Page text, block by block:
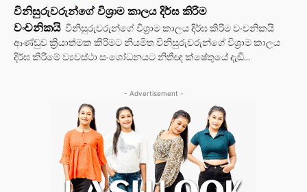
විනිසුරුවරුන්ගේ විශ්‍රාම කාලය දිර්ඝ කිරිම
වංචනිකයි විනිසුරුවරුන්ගේ විශ්‍රාම කාලය දිර්ඝ කිරිම වංචනිකයි
ආණ්ඩුව ක්‍රියාත්මක කිරිමට නියමිත විනිසුරුවරුන්ගේ විශ්‍රාම කාලය
දිර්ඝ කිරිමේ ව්‍යවස්ථා සංශෝධනයට නිතීඥ ක්ෂේතුයේ දැඩි...
- Advertisement -